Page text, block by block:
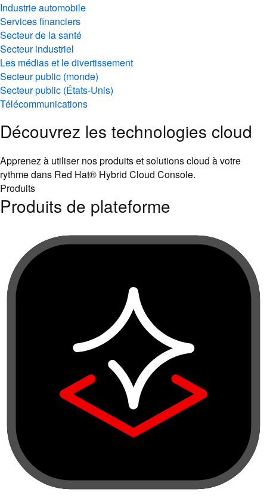
Industrie automobile
Services financiers
Secteur de la santé
Secteur industriel
Les médias et le divertissement
Secteur public (monde)
Secteur public (États-Unis)
Télécommunications
Découvrez les technologies cloud
Apprenez à utiliser nos produits et solutions cloud à votre
rythme dans Red Hat® Hybrid Cloud Console.
Produits
Produits de plateforme